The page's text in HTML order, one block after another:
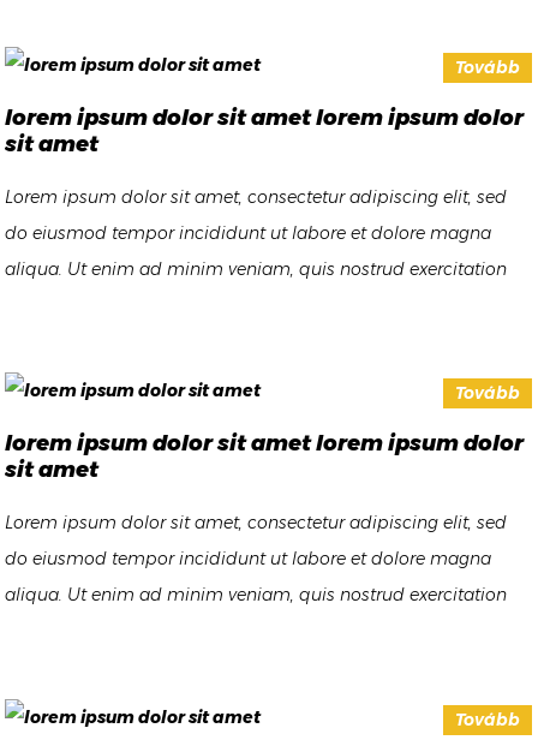
Tovább
lorem ipsum dolor sit amet lorem ipsum dolor
sit amet
Lorem ipsum dolor sit amet, consectetur adipiscing elit, sed
do eiusmod tempor incididunt ut labore et dolore magna
aliqua. Ut enim ad minim veniam, quis nostrud exercitation
cillum dolore eu fugiat nulla pariatur. Excepteur sint occaecat
cupidatat non proident, sunt in culpa qui officia deserunt
mollit anim id est laborum
Tovább
lorem ipsum dolor sit amet lorem ipsum dolor
sit amet
Lorem ipsum dolor sit amet, consectetur adipiscing elit, sed
do eiusmod tempor incididunt ut labore et dolore magna
aliqua. Ut enim ad minim veniam, quis nostrud exercitation
cillum dolore eu fugiat nulla pariatur. Excepteur sint occaecat
cupidatat non proident, sunt in culpa qui officia deserunt
Tovább